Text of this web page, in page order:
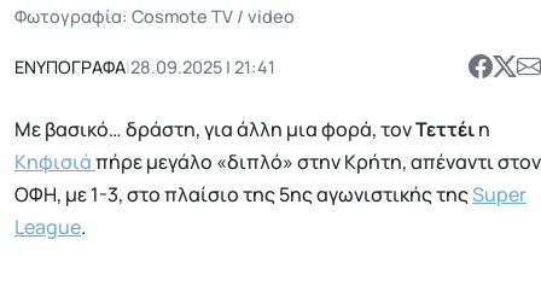
Φωτογραφία: Cosmote TV / video
ΕΝΥΠΟΓΡΑΦΑ|28.09.2025 | 21:41
Με βασικό… δράστη, για άλλη μια φορά, τονΤεττέιη
Κηφισιάπήρε μεγάλο «διπλό» στην Κρήτη, απέναντι στον
ΟΦΗ, με 1-3, στο πλαίσιο της 5ης αγωνιστικής τηςSuper
League.